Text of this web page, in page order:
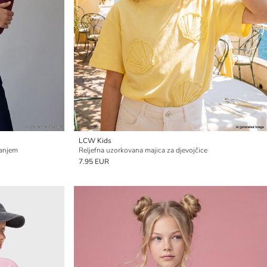
LCW Kids
Reljefna uzorkovana majica za djevojčice
7.95 EUR